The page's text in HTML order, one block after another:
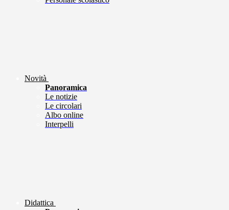
Novità
Panoramica
Le notizie
Le circolari
Albo online
Interpelli
Didattica